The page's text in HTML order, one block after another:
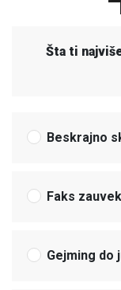
Šta ti
Beskrajno
Faks zauvek
Gejming do